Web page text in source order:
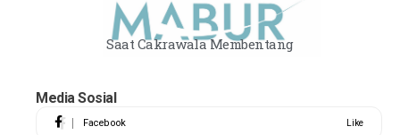
Saat Cakrawala Membentang
Media Sosial
Facebook Like